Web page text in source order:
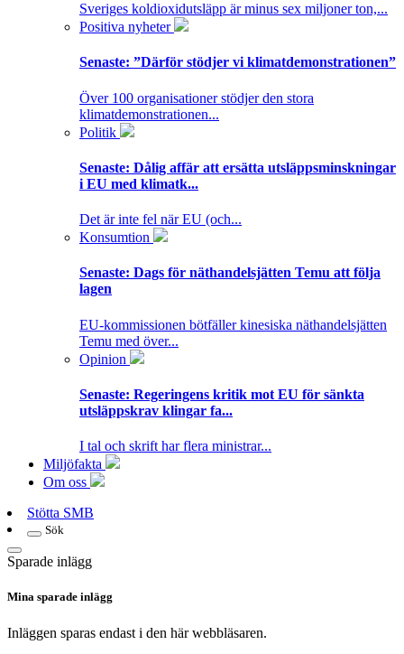
Sveriges koldioxidutsläpp är minus sex miljoner ton,...
Positiva nyheter
Senaste: ”Därför stödjer vi klimatdemonstrationen”
Över 100 organisationer stödjer den stora
klimatdemonstrationen...
Politik
Senaste: Dålig affär att ersätta utsläppsminskningar
i EU med klimatk...
Det är inte fel när EU (och...
Konsumtion
Senaste: Dags för näthandelsjätten Temu att följa
lagen
EU-kommissionen bötfäller kinesiska näthandelsjätten
Temu med över...
Opinion
Senaste: Regeringens kritik mot EU för sänkta
utsläppskrav klingar fa...
I tal och skrift har flera ministrar...
Miljöfakta
Om oss
Stötta SMB
Sök
Sparade inlägg
Mina sparade inlägg
Inläggen sparas endast i den här webbläsaren.